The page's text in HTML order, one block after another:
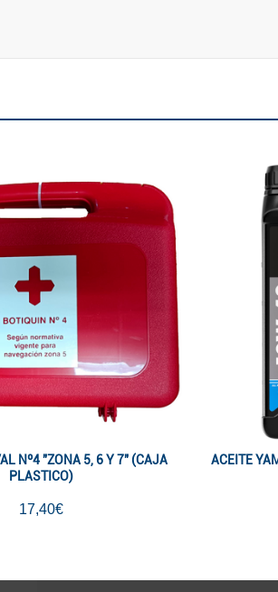
Nº4 "ZONA 5, 6 Y 7" (CAJA
PLASTICO)
17,40€
ACEITE